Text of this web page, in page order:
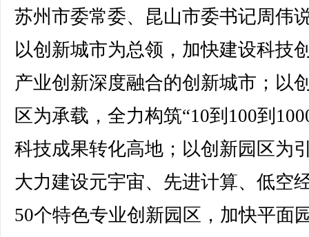
苏州市委常委、昆山市委书记周伟
以创新城市为总领，加快建设科技
产业创新深度融合的创新城市；以
区为承载，全力构筑“10到100到
科技成果转化高地；以创新园区为
大力建设元宇宙、先进计算、低空
50个特色专业创新园区，加快平面